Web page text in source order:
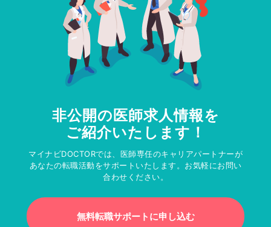
非公開の医師求人情報を
ご紹介いたします！
マイナビDOCTORでは、医師専任のキャリアパートナーが
あなたの転職活動をサポートいたします。お気軽にお問い
合わせください。
無料転職サポートに申し込む